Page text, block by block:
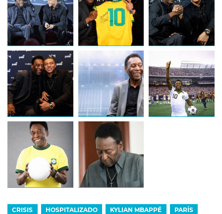
CRISIS HOSPITALIZADO KYLIAN MBAPPÉ PARÍS